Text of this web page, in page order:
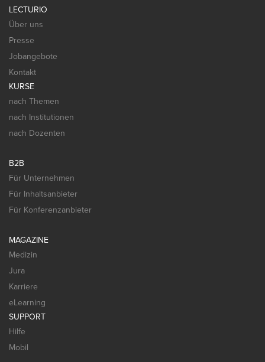
LECTURIO
Über uns
Presse
Jobangebote
Kontakt
KURSE
nach Themen
nach Institutionen
nach Dozenten
B2B
Für Unternehmen
Für Inhaltsanbieter
Für Konferenzanbieter
MAGAZINE
Medizin
Jura
Karriere
eLearning
SUPPORT
Hilfe
Mobil